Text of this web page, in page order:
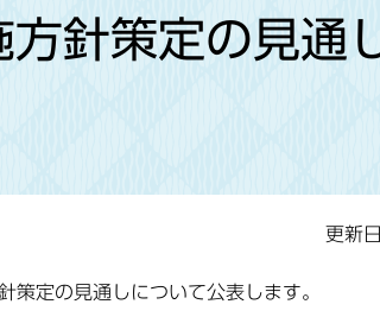
方針策定の見通
更新
策定の見通しについて公表します。